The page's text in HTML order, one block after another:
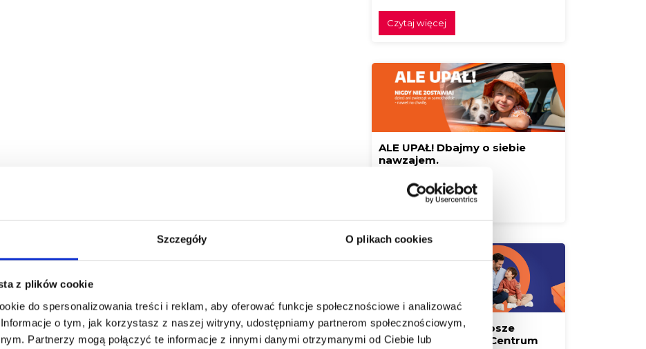
Szczegóły O plikach cookies
z plików cookie
do spersonalizowania treści i reklam, aby oferować funkcje społecznościowe i analizować
o tym, jak korzystasz z naszej witryny, udostępniamy partnerom społecznościowym,
Partnerzy mogą połączyć te informacje z innymi danymi otrzymanymi od Ciebie lub
Czytaj więcej
ALE UPAŁ! Dbajmy o siebie
nawzajem.
Czytaj więcej
Zaskocz Tatę! Najlepsze
prezenty czekają w Centrum